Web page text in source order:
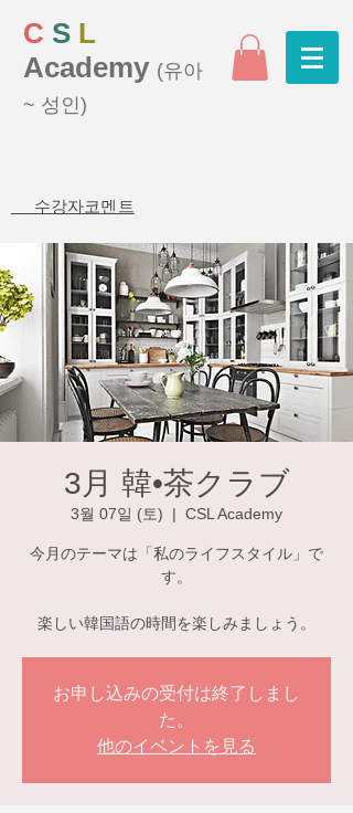
C S L
Academy (유아
~ 성인)
수강자코멘트
3月 韓•茶クラブ
3월 07일 (토)
  |
CSL Academy
今月のテーマは「私のライフスタイル」で
す。
楽しい韓国語の時間を楽しみましょう。
お申し込みの受付は終了しまし
た。
他のイベントを見る